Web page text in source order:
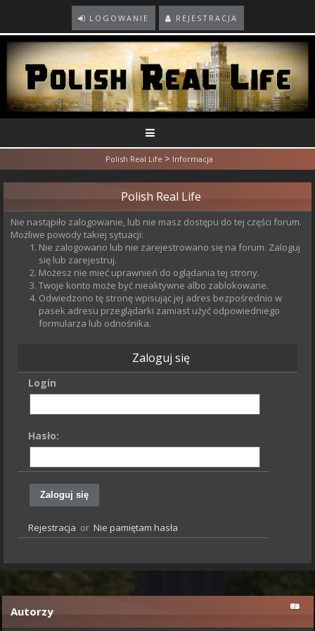
LOGOWANIE REJESTRACJA
Polish Real Life > Informacja
Polish Real Life
Nie nastąpiło zalogowanie, lub nie masz dostępu do tej części forum.
Możliwe powody takiej sytuacji:
Nie zalogowano lub nie zarejestrowano się na forum. Zaloguj
się lub zarejestruj.
Możesz nie mieć uprawnień do oglądania tej strony.
Twoje konto może być nieaktywne albo zablokowane.
Odwiedzono tę stronę wpisując jej adres bezpośrednio w
pasek adresu przeglądarki zamiast użyć odpowiedniego
formularza lub odnośnika.
Zaloguj się
Login
Hasło:
Rejestracja or Nie pamiętam hasła
Autorzy